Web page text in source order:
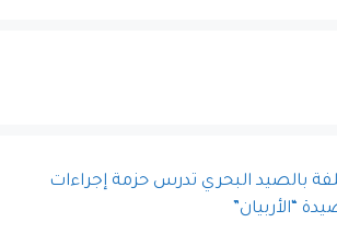
بالصيد البحري تدرس حزمة إجراءات
“الأربيان”